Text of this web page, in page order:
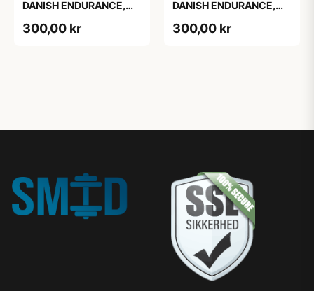
DANISH ENDURANCE,
300,00 kr
DANISH ENDURANCE,
300,00 kr